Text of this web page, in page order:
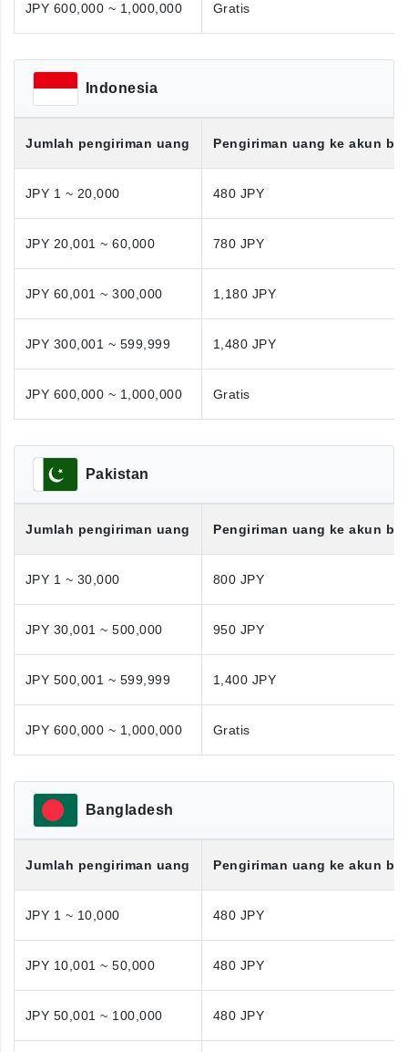
JPY 600,000 ~ 1,000,000 Gratis
Indonesia
Jumlah pengiriman uang Pengiriman uang ke akun
JPY 1 ~ 20,000 480 JPY
JPY 20,001 ~ 60,000 780 JPY
JPY 60,001 ~ 300,000 1,180 JPY
JPY 300,001 ~ 599,999 1,480 JPY
JPY 600,000 ~ 1,000,000 Gratis
Pakistan
Jumlah pengiriman uang Pengiriman uang ke akun
JPY 1 ~ 30,000 800 JPY
JPY 30,001 ~ 500,000 950 JPY
JPY 500,001 ~ 599,999 1,400 JPY
JPY 600,000 ~ 1,000,000 Gratis
Bangladesh
Jumlah pengiriman uang Pengiriman uang ke akun
JPY 1 ~ 10,000 480 JPY
JPY 10,001 ~ 50,000 480 JPY
JPY 50,001 ~ 100,000 480 JPY